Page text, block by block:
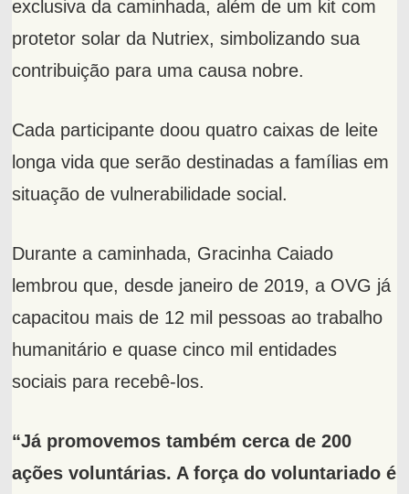
exclusiva da caminhada, além de um kit com
protetor solar da Nutriex, simbolizando sua
contribuição para uma causa nobre.
Cada participante doou quatro caixas de leite
longa vida que serão destinadas a famílias em
situação de vulnerabilidade social.
Durante a caminhada, Gracinha Caiado
lembrou que, desde janeiro de 2019, a OVG já
capacitou mais de 12 mil pessoas ao trabalho
humanitário e quase cinco mil entidades
sociais para recebê-los.
“Já promovemos também cerca de 200
ações voluntárias. A força do voluntariado é